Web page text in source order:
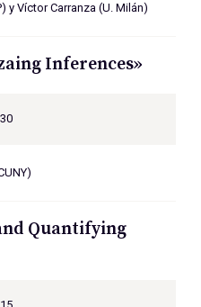
y Víctor Carranza (U. Milán)
Inferences»
Quantifying